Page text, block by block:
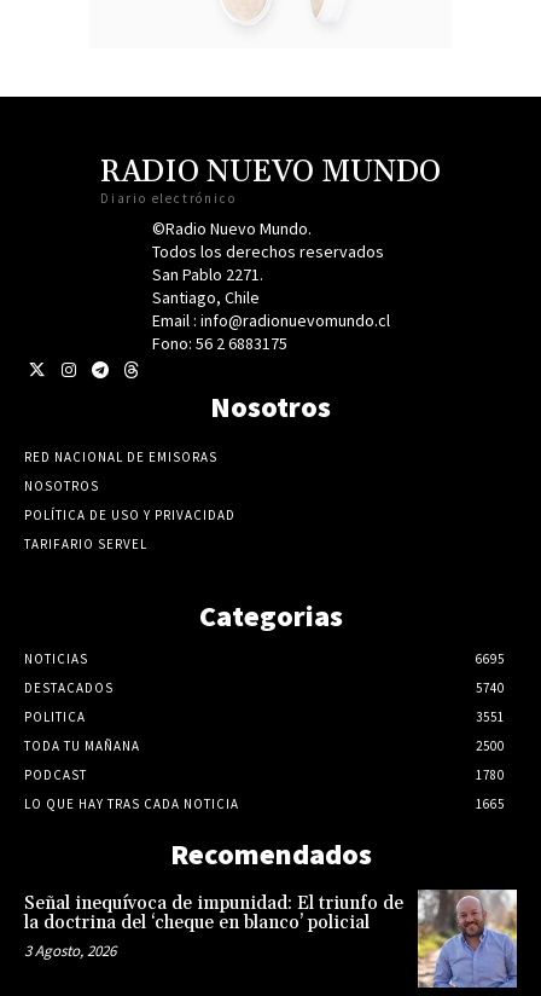
RADIO NUEVO MUNDO
Diario electrónico
©Radio Nuevo Mundo.
Todos los derechos reservados
San Pablo 2271.
Santiago, Chile
Email : info@radionuevomundo.cl
Fono: 56 2 6883175
Nosotros
RED NACIONAL DE EMISORAS
NOSOTROS
POLÍTICA DE USO Y PRIVACIDAD
TARIFARIO SERVEL
Categorias
NOTICIAS
6695
DESTACADOS
5740
POLITICA
3551
TODA TU MAÑANA
2500
PODCAST
1780
LO QUE HAY TRAS CADA NOTICIA
1665
Recomendados
Señal inequívoca de impunidad: El triunfo de
la doctrina del ‘cheque en blanco’ policial
3 Agosto, 2026